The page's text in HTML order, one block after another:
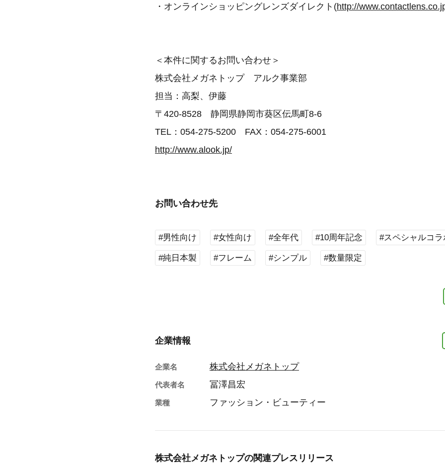
・オンラインショッピングレンズダイレクト(http://
＜本件に関するお問い合わせ＞
株式会社メガネトップ アルク事業部
担当：高梨、伊藤
〒420-8528 静岡県静岡市葵区伝馬町8-6
TEL：054-275-5200 FAX：054-275-6001
http://www.alook.jp/
お問い合わせ先
#男性向け #女性向け #全年代 #10周年記念 #スペシャルコ
#純日本製 #フレーム #シンプル #数量限定
企業情報
企業名 株式会社メガネトップ
代表者名 冨澤昌宏
業種 ファッション・ビューティー
株式会社メガネトップの関連プレスリリース